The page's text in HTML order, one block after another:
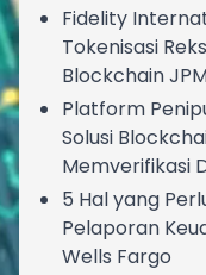
Fidelity
Tokenisasi
Blockchain
Platform
Solusi
Memverifikasi
5 Hal yang
Pelaporan
Wells Fargo